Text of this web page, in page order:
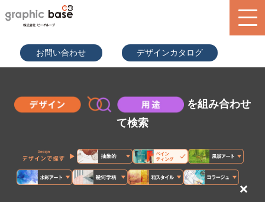
お問い合わせ デザインカタログ
design library
service
search
を組み合わせ
て検索
×